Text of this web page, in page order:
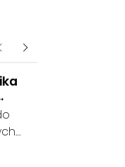
Następne